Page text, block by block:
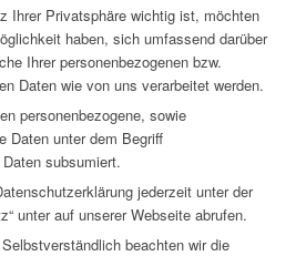
Ihrer Privatsphäre wichtig ist, möchten
haben, sich umfassend darüber
Ihrer personenbezogenen bzw.
Daten wie von uns verarbeitet werden.
personenbezogene, sowie
Daten unter dem Begriff
subsumiert.
jederzeit unter der
unter auf unserer Webseite abrufen.
beachten wir die